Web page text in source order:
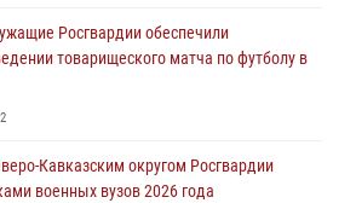
здоровья (видео)
1
Эл почтил память товарища на
9
Росгвардии обеспечили
товарищеского матча по футболу в
2
Кавказским округом Росгвардии
военных вузов 2026 года